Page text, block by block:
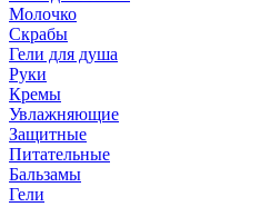
Молочко
Скрабы
Гели для душа
Руки
Кремы
Увлажняющие
Защитные
Питательные
Бальзамы
Гели